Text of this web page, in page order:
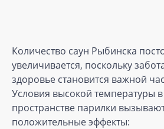
Количество саун Рыбинска
увеличивается, поскольку
здоровье становится важной
Условия высокой температуры
пространстве парилки
положительные эффекты: